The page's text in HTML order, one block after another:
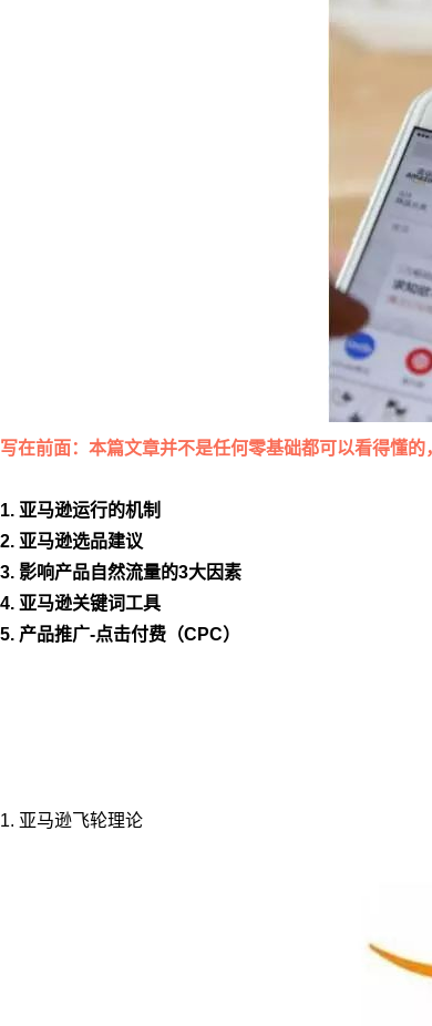
写在前面：本篇文章并不是任何零基础都可以看得懂
1. 亚马逊运行的机制
2. 亚马逊选品建议
3. 影响产品自然流量的3大因素
4. 亚马逊关键词工具
5. 产品推广-点击付费（CPC）
1. 亚马逊飞轮理论